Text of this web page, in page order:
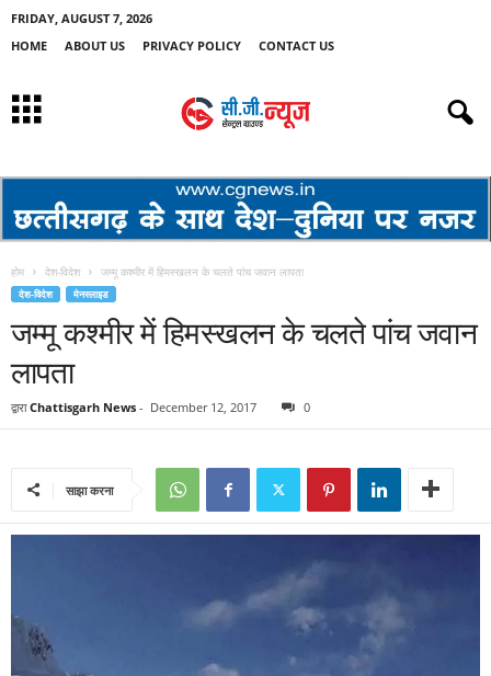
FRIDAY, AUGUST 7, 2026
HOME
ABOUT US PRIVACY POLICY CONTACT US
होम देश-विदेश जम्मू कश्मीर में हिमस्खलन के चलते पांच जवान लापता
देश-विदेश मेनस्लाइड
जम्मू कश्मीर में हिमस्खलन के चलते पांच जवान
लापता
द्वारा Chattisgarh News - December 12, 2017 0
साझा करना